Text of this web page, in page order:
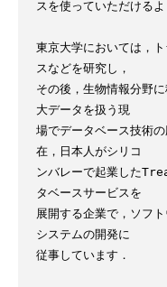
スを使っていただける
東京大学においては，
スなどを研究し，
その後，生物情報分野
大データを扱う現
場でデータベース技術
在，日本人がシリコ
ンバレーで起業した
タベースサービスを
展開する企業で，ソフ
システムの開発に
従事しています．